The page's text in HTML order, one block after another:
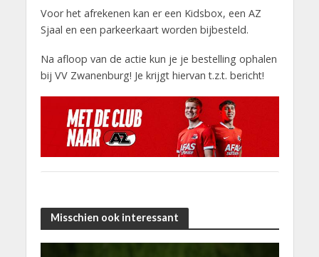
Voor het afrekenen kan er een Kidsbox, een AZ
Sjaal en een parkeerkaart worden bijbesteld.
Na afloop van de actie kun je je bestelling ophalen
bij VV Zwanenburg! Je krijgt hiervan t.z.t. bericht!
Misschien ook interessant